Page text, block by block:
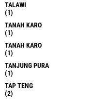
TALAWI
(1)
TANAH KARO
(1)
TANAH KARO
(1)
TANJUNG PURA
(1)
TAP TENG
(2)